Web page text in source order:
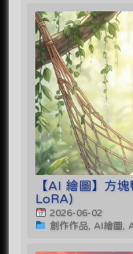
【AI 繪圖】方
LoRA)
2026-06-02
創作作品, AI繪圖,